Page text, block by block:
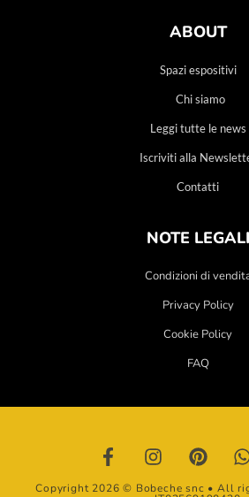
ABOUT
Spazi espositivi
Chi siamo
Leggi tutte le news
Iscriviti alla
Contatti
NOTE LEGALI
Condizioni di
Privacy Policy
Cookie Policy
FAQ
Copyright 2026 © Bobeche snc • All